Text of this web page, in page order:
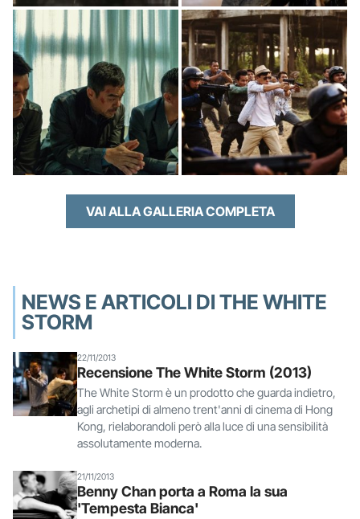
VAI ALLA GALLERIA COMPLETA
NEWS E ARTICOLI DI THE WHITE
STORM
22/11/2013
Recensione The White Storm (2013)
The White Storm è un prodotto che guarda indietro,
agli archetipi di almeno trent'anni di cinema di Hong
Kong, rielaborandoli però alla luce di una sensibilità
assolutamente moderna.
21/11/2013
Benny Chan porta a Roma la sua
'Tempesta Bianca'